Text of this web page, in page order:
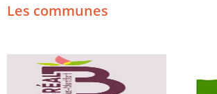
Les communes